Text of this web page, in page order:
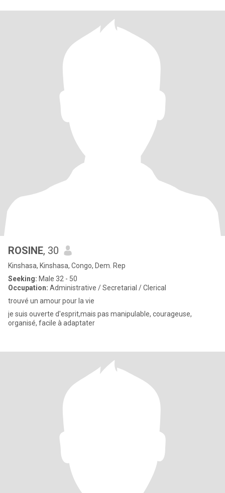
ROSINE, 30
Kinshasa, Kinshasa, Congo, Dem. Rep
Seeking: Male 32 - 50
Occupation: Administrative / Secretarial / Clerical
trouvé un amour pour la vie
je suis ouverte d'esprit,mais pas manipulable, courageuse,
organisé, facile à adaptater